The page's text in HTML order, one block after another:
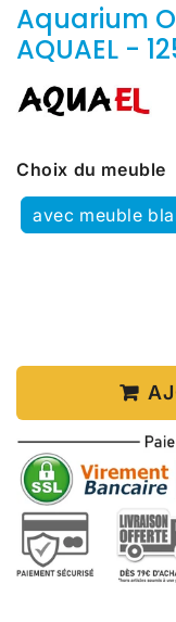
Aquarium
AQUAEL -
Choix du meuble
avec meuble